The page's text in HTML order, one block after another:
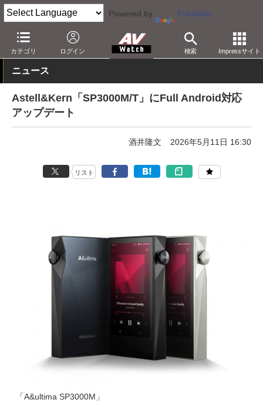
Powered by Translate
カテゴリ ログイン 検索 Impressサイト
AV Watch 製品 ポータブルオーディオ Astell & Kern
ニュース
Astell&Kern「SP3000M/T」にFull Android対応
アップデート
酒井隆文 2026年5月11日 16:30
リスト
「A&ultima SP3000M」